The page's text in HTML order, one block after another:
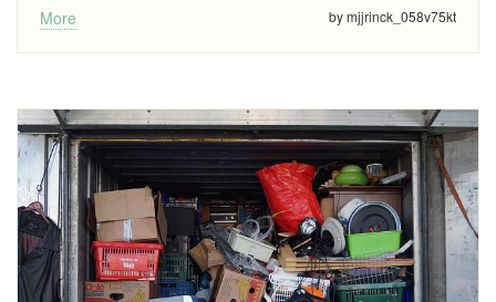
More by mjjrinck_058v75kt